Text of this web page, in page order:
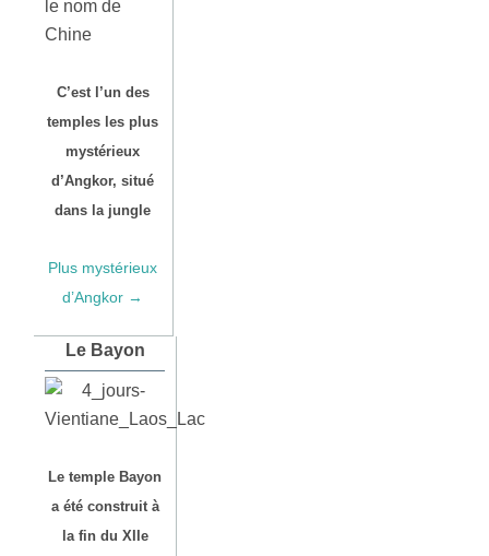
C’est l’un des
temples les plus
mystérieux
d’Angkor, situé
dans la jungle
Plus mystérieux
d’Angkor →
Le Bayon
Le temple Bayon
a été construit à
la fin du XIIe